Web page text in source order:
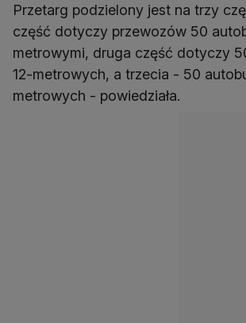
Przetarg podzielony jest na trzy
część dotyczy przewozów 50
metrowymi, druga część dotyczy
12-metrowych, a trzecia - 50
metrowych - powiedziała.